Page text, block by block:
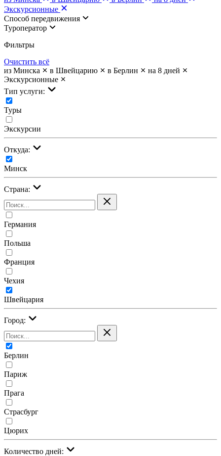
Экскурсионные
Cпособ передвижения
Туроператор
Фильтры
Очистить всё
из Минска
в Швейцарию в Берлин
на 8 дней
Экскурсионные
Тип услуги:
Туры
Экскурсии
Откуда:
Минск
Страна:
Германия
Польша
Франция
Чехия
Швейцария
Город:
Берлин
Париж
Прага
Страсбург
Цюрих
Количество дней: